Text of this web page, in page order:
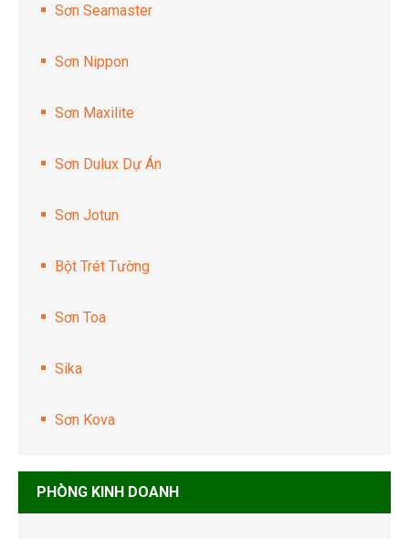
Sơn Seamaster
Sơn Nippon
Sơn Maxilite
Sơn Dulux Dự Án
Sơn Jotun
Bột Trét Tường
Sơn Toa
Sika
Sơn Kova
PHÒNG KINH DOANH